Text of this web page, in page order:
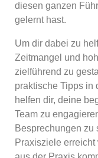
diesen ganzen
gelernt hast.
Um dir dabei zu
Zeitmangel und
zielführend zu
praktische Tipps in
helfen dir, deine
Team zu
Besprechungen zu
Praxisziele